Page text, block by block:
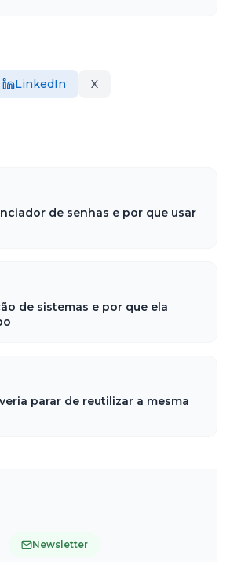
LinkedIn X
de senhas e por que usar
de sistemas e por que ela
parar de reutilizar a mesma
Newsletter